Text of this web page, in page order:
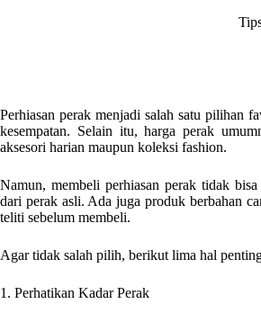
Perhiasan perak menjadi salah satu pilihan
kesempatan. Selain itu, harga perak
aksesori harian maupun koleksi fashion.
Namun, membeli perhiasan perak tidak
dari perak asli. Ada juga produk berbahan
teliti sebelum membeli.
Agar tidak salah pilih, berikut lima hal
1. Perhatikan Kadar Perak